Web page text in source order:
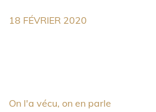
18 FÉVRIER 2020
On l'a vécu, on en parle